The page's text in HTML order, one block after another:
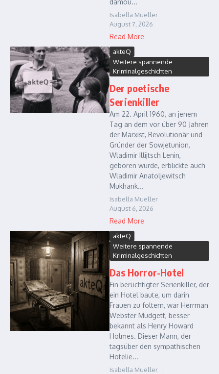
dámou...
Isabella Mueller
August 7, 2026
Read More
akteQ
Weitere spannende
Kriminalgeschichten
Der poetische
Serienkiller
Am 22. April 1960, an jenem
Tag an dem vor über 90 Jahren
der Marxist, Revolutionär und
Gründer der Sowjetunion,
Wladimir Illijtsch Lenin,
geboren wurde, erblickte auch
Wladimir Anatoljewitsch
Mukhank...
Isabella Mueller
August 6, 2026
Read More
akteQ
Weitere spannende
Kriminalgeschichten
Das Horror-Hotel
Ein berüchtigter Serienkiller, der
ein Hotel baute, um darin
Frauen zu foltern, war Herrman
Webster Mudgett, besser
bekannt als Henry Howard
Holmes. Dieser Mann, der
tagsüber den sympathischen
Hotelie...
Isabella Mueller